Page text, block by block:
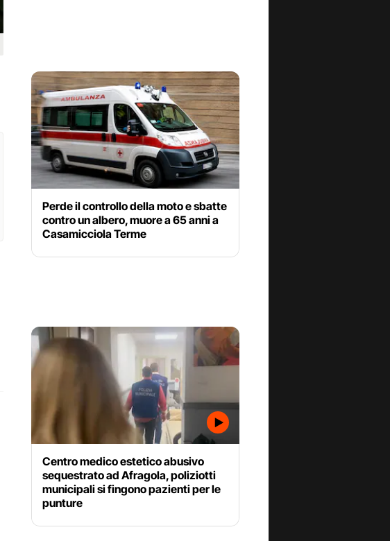
Perde il controllo della moto e sbatte
contro un albero, muore a 65 anni a
Casamicciola Terme
Centro medico estetico abusivo
sequestrato ad Afragola, poliziotti
municipali si fingono pazienti per le
punture